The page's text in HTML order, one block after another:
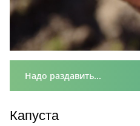
Надо раздавить...
Капуста